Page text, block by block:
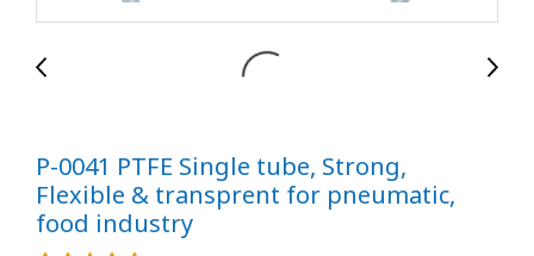
P-0041 PTFE Single tube, Strong,
Flexible & transprent for pneumatic,
food industry